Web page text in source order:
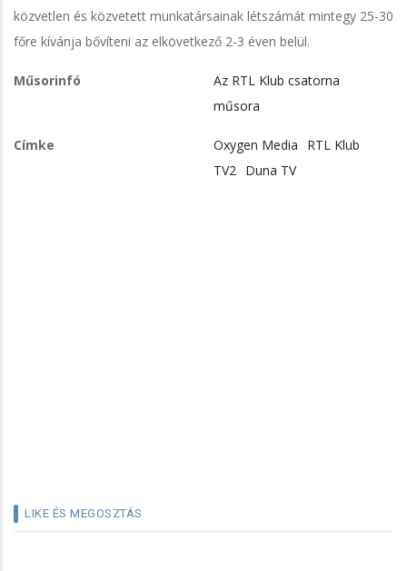
közvetlen és közvetett munkatársainak létszámát mintegy 25-30
főre kívánja bővíteni az elkövetkező 2-3 éven belül.
Műsorinfó
Az RTL Klub csatorna
műsora
Címke Oxygen Media
RTL Klub
TV2 Duna TV
LIKE ÉS MEGOSZTÁS